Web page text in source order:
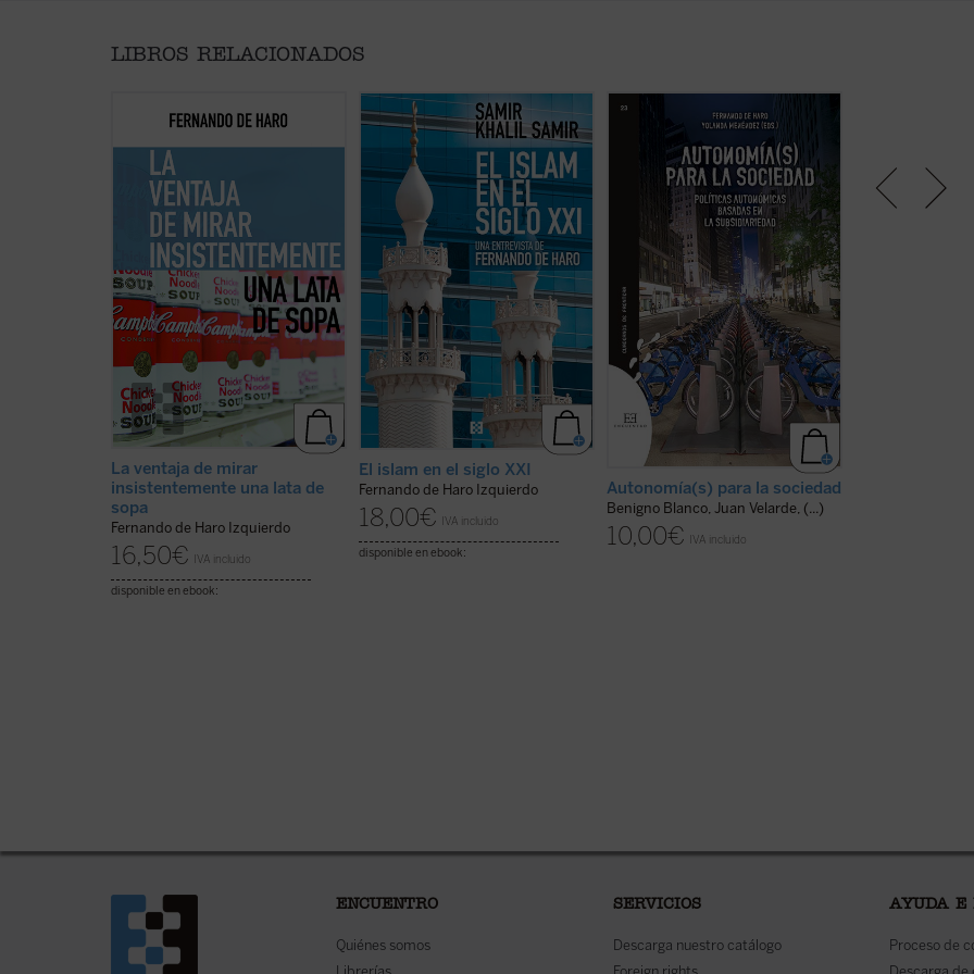
LIBROS RELACIONADOS
De Haro aborda temas que han
actividad profesional, como las
crisis económicas recientes, el
cristianismo, la democracia y la
cultura, siempre en el tono de
quien se reconoce humilde ante el
conocimiento, permitiendo que la
curiosidad del lector se dispare
ante la necesidad de mirar ...(ver
ficha)
La ventaja de mirar
insistentemente una lata de
sopa
Fernando de Haro Izquierdo
16,50€ IVA incluido
disponible en ebook:
El periodista Fernando de Haro se
adentra en el mundo del islam
tratando cuestiones de enorme
actualidad a través de intensos
díalogos en los que se parte de
hechos, personas y circunstancias
concretos --no de principios
abstractos--, a partir de las
conversaciones mantenidas con el
islamólogo de fama ...(ver ficha)
El islam en el siglo XXI
Fernando de Haro Izquierdo
18,00€ IVA incluido
disponible en ebook:
Este libro tiene por objeto no sólo
describir de qué modo la sociedad
puede ir ganando terreno en la
gestión del sistema del bienestar,
sino también aportar propuestas
concretas de políticas en favor de
la subsidiariedad que pueden
aplicarse en diferentes ámbitos
de la vida pública. Sus autores son
...
(ver ficha)
Autonomía(s) para la sociedad
Benigno Blanco, Juan Velarde, (...)
10,00€ IVA incluido
se les plantean
preguntas con
ENCUENTRO
Quiénes somos
SERVICIOS
Descarga nuestro catálogo
AYUDA E
Proceso de